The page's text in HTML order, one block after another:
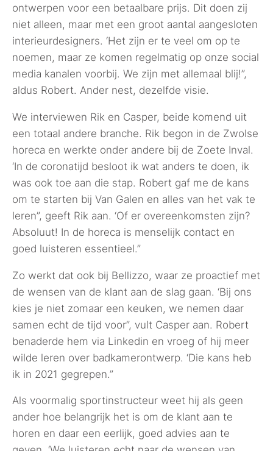
ontwerpen voor een betaalbare prijs. Dit doen zij
niet alleen, maar met een groot aantal aangesloten
interieurdesigners. ‘Het zijn er te veel om op te
noemen, maar ze komen regelmatig op onze social
media kanalen voorbij. We zijn met allemaal blij!”,
aldus Robert. Ander nest, dezelfde visie.
We interviewen Rik en Casper, beide komend uit
een totaal andere branche. Rik begon in de Zwolse
horeca en werkte onder andere bij de Zoete Inval.
‘In de coronatijd besloot ik wat anders te doen, ik
was ook toe aan die stap. Robert gaf me de kans
om te starten bij Van Galen en alles van het vak te
leren”, geeft Rik aan. ‘Of er overeenkomsten zijn?
Absoluut! In de horeca is menselijk contact en
goed luisteren essentieel.”
Zo werkt dat ook bij Bellizzo, waar ze proactief met
de wensen van de klant aan de slag gaan. ‘Bij ons
kies je niet zomaar een keuken, we nemen daar
samen echt de tijd voor”, vult Casper aan. Robert
benaderde hem via Linkedin en vroeg of hij meer
wilde leren over badkamerontwerp. ‘Die kans heb
ik in 2021 gegrepen.”
Als voormalig sportinstructeur weet hij als geen
ander hoe belangrijk het is om de klant aan te
horen en daar een eerlijk, goed advies aan te